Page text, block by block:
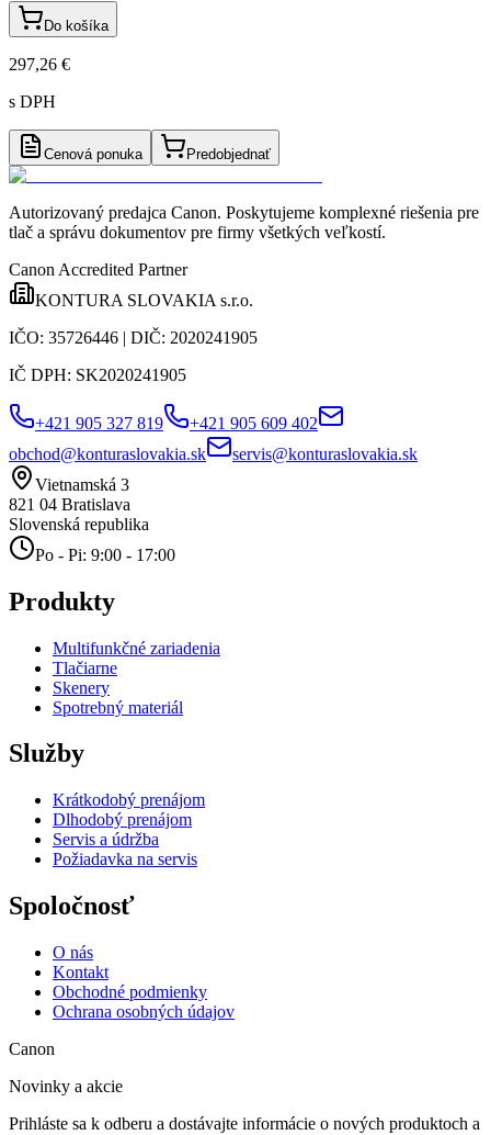
Do košíka
297,26 €
s DPH
Cenová ponuka Predobjednať
Autorizovaný predajca Canon. Poskytujeme komplexné riešenia pre
tlač a správu dokumentov pre firmy všetkých veľkostí.
Canon Accredited Partner
KONTURA SLOVAKIA s.r.o.
IČO: 35726446 | DIČ: 2020241905
IČ DPH: SK2020241905
+421 905 327 819
+421 905 609 402
obchod@konturaslovakia.sk
servis@konturaslovakia.sk
Vietnamská 3
821 04 Bratislava
Slovenská republika
Po - Pi: 9:00 - 17:00
Produkty
Multifunkčné zariadenia
Tlačiarne
Skenery
Spotrebný materiál
Služby
Krátkodobý prenájom
Dlhodobý prenájom
Servis a údržba
Požiadavka na servis
Spoločnosť
O nás
Kontakt
Obchodné podmienky
Ochrana osobných údajov
Canon
Novinky a akcie
Prihláste sa k odberu a dostávajte informácie o nových produktoch a